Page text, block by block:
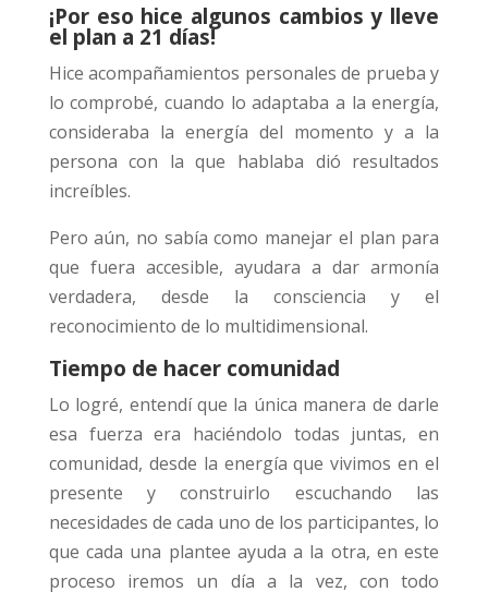
¡Por eso hice algunos cambios y lleve
el plan a 21 días!
Hice acompañamientos personales de prueba y
lo comprobé, cuando lo adaptaba a la energía,
consideraba la energía del momento y a la
persona con la que hablaba dió resultados
increíbles.
Pero aún, no sabía como manejar el plan para
que fuera accesible, ayudara a dar armonía
verdadera, desde la consciencia y el
reconocimiento de lo multidimensional.
Tiempo de hacer comunidad
Lo logré, entendí que la única manera de darle
esa fuerza era haciéndolo todas juntas, en
comunidad, desde la energía que vivimos en el
presente y construirlo escuchando las
necesidades de cada uno de los participantes, lo
que cada una plantee ayuda a la otra, en este
proceso iremos un día a la vez, con todo